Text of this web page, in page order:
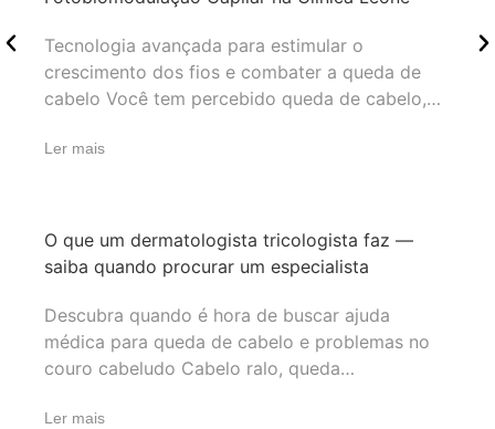
Tecnologia avançada para estimular o
crescimento dos fios e combater a queda de
cabelo Você tem percebido queda de cabelo,…
Ler mais
O que um dermatologista tricologista faz —
saiba quando procurar um especialista
Descubra quando é hora de buscar ajuda
médica para queda de cabelo e problemas no
couro cabeludo Cabelo ralo, queda…
Ler mais